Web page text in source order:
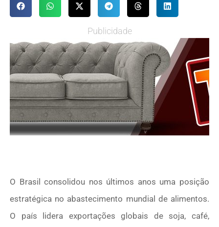
Publicidade
O Brasil consolidou nos últimos anos uma posição
estratégica no abastecimento mundial de alimentos.
O país lidera exportações globais de soja, café,